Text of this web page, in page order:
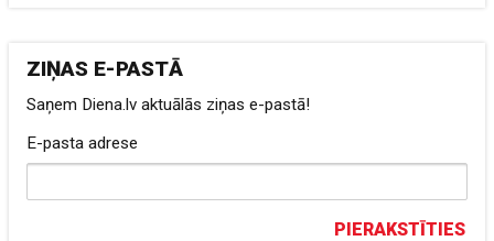
ZIŅAS E-PASTĀ
Saņem Diena.lv aktuālās ziņas e-pastā!
E-pasta adrese
PIERAKSTĪTIES